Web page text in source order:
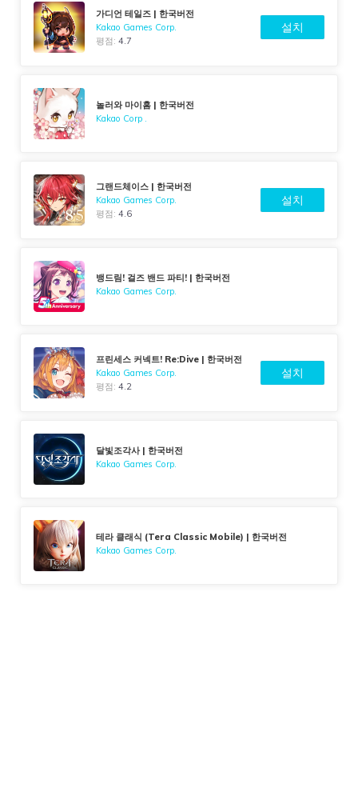
가디언 테일즈 | 한국버전
Kakao Games Corp.
평점:4.7
설치
놀러와 마이홈 | 한국버전
Kakao Corp .
그랜드체이스 | 한국버전
Kakao Games Corp.
평점:4.6
설치
뱅드림! 걸즈 밴드 파티! | 한국버전
Kakao Games Corp.
프린세스 커넥트! Re:Dive | 한국버전
Kakao Games Corp.
평점:4.2
설치
달빛조각사 | 한국버전
Kakao Games Corp.
테라 클래식 (Tera Classic Mobile) | 한국버전
Kakao Games Corp.